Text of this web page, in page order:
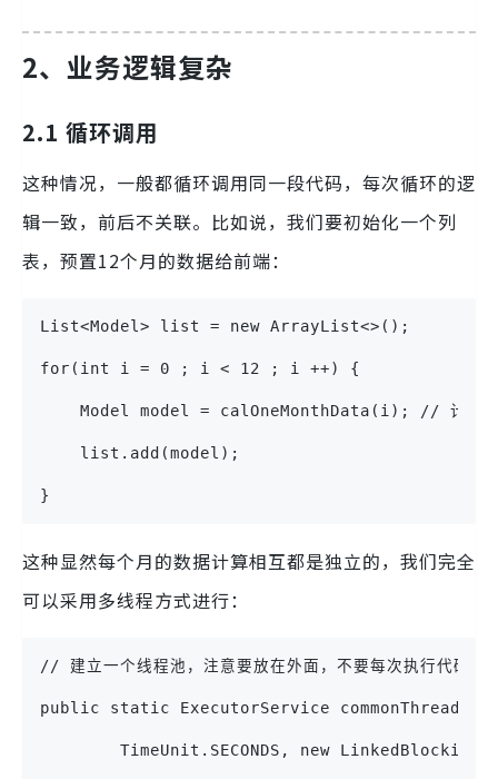
2、业务逻辑复杂
2.1 循环调用
这种情况，一般都循环调用同一段代码，每次循环的逻
辑一致，前后不关联。比如说，我们要初始化一个列
表，预置12个月的数据给前端：
List<Model> list = new ArrayList<>();
for(int i = 0 ; i < 12 ; i ++) {
Model model = calOneMonthData(i); // 计算某个
    list.add(model);
}
这种显然每个月的数据计算相互都是独立的，我们完全
可以采用多线程方式进行：
// 建立一个线程池，注意要放在外面，不要每次执行代码就
public static ExecutorService
TimeUnit.SECONDS, new